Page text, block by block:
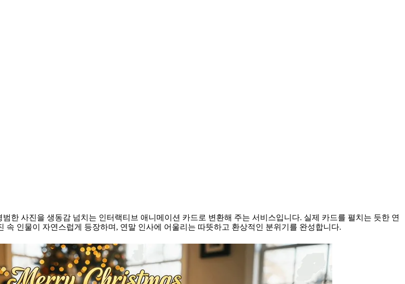
범한 사진을 생동감 넘치는 인터랙티브 애니메이션 카드로 변환해 주는 서비스입니다. 실제 카드를 펼치는 듯한 연
속 인물이 자연스럽게 등장하며, 연말 인사에 어울리는 따뜻하고 환상적인 분위기를 완성합니다.